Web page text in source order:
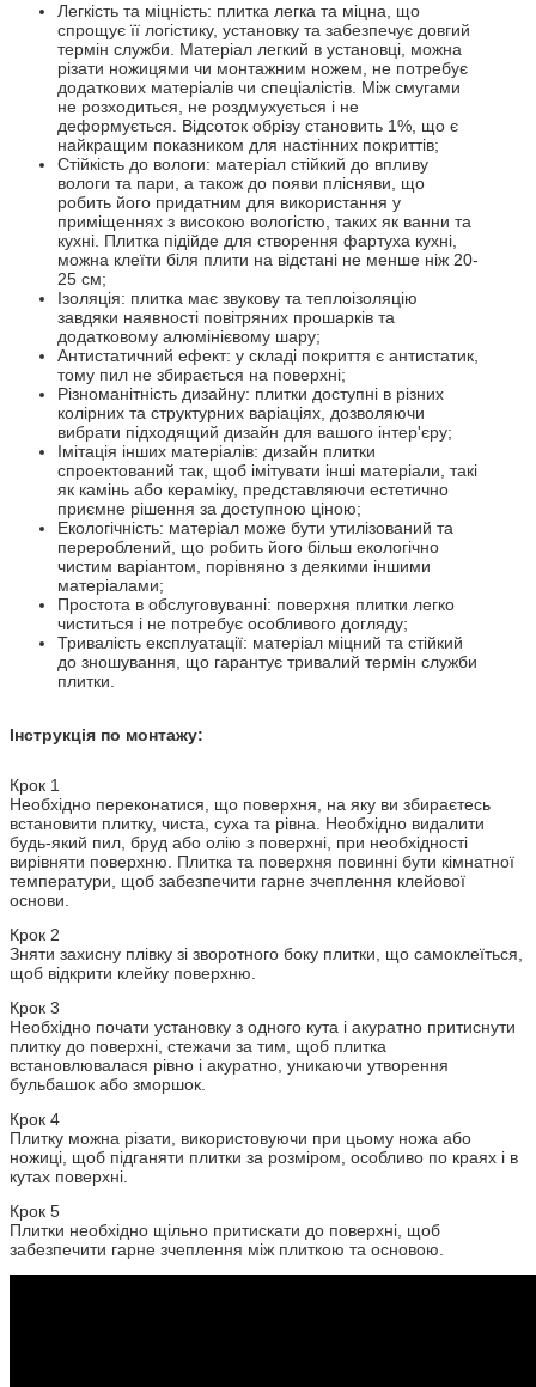
Легкість та міцність: плитка легка та міцна, що
спрощує її логістику, установку та забезпечує довгий
термін служби. Матеріал легкий в установці, можна
різати ножицями чи монтажним ножем, не потребує
додаткових матеріалів чи спеціалістів. Між смугами
не розходиться, не роздмухується і не
деформується. Відсоток обрізу становить 1%, що є
найкращим показником для настінних покриттів;
Стійкість до вологи: матеріал стійкий до впливу
вологи та пари, а також до появи плісняви, що
робить його придатним для використання у
приміщеннях з високою вологістю, таких як ванни та
кухні. Плитка підійде для створення фартуха кухні,
можна клеїти біля плити на відстані не менше ніж 20-
25 см;
Ізоляція: плитка має звукову та теплоізоляцію
завдяки наявності повітряних прошарків та
додатковому алюмінієвому шару;
Антистатичний ефект: у складі покриття є антистатик,
тому пил не збирається на поверхні;
Різноманітність дизайну: плитки доступні в різних
колірних та структурних варіаціях, дозволяючи
вибрати підходящий дизайн для вашого інтер'єру;
Імітація інших матеріалів: дизайн плитки
спроектований так, щоб імітувати інші матеріали, такі
як камінь або кераміку, представляючи естетично
приємне рішення за доступною ціною;
Екологічність: матеріал може бути утилізований та
перероблений, що робить його більш екологічно
чистим варіантом, порівняно з деякими іншими
матеріалами;
Простота в обслуговуванні: поверхня плитки легко
чиститься і не потребує особливого догляду;
Тривалість експлуатації: матеріал міцний та стійкий
до зношування, що гарантує тривалий термін служби
плитки.
Інструкція по монтажу:
Крок 1
Необхідно переконатися, що поверхня, на яку ви збираєтесь
встановити плитку, чиста, суха та рівна. Необхідно видалити
будь-який пил, бруд або олію з поверхні, при необхідності
вирівняти поверхню. Плитка та поверхня повинні бути кімнатної
температури, щоб забезпечити гарне зчеплення клейової
основи.
Крок 2
Зняти захисну плівку зі зворотного боку плитки, що самоклеїться,
щоб відкрити клейку поверхню.
Крок 3
Необхідно почати установку з одного кута і акуратно притиснути
плитку до поверхні, стежачи за тим, щоб плитка
встановлювалася рівно і акуратно, уникаючи утворення
бульбашок або зморшок.
Крок 4
Плитку можна різати, використовуючи при цьому ножа або
ножиці, щоб підганяти плитки за розміром, особливо по краях і в
кутах поверхні.
Крок 5
Плитки необхідно щільно притискати до поверхні, щоб
забезпечити гарне зчеплення між плиткою та основою.